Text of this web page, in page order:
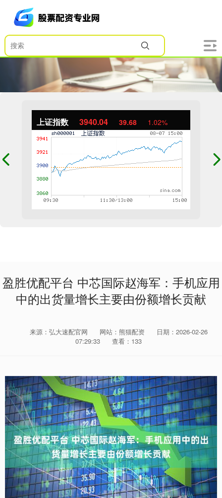
上证指数 3940.04 39.68 1.02%
盈胜优配平台 中芯国际赵海军：手机应用
中的出货量增长主要由份额增长贡献
来源：弘大速配官网 网站：熊猫配资
日期：2026-02-26
07:29:33
查看：133